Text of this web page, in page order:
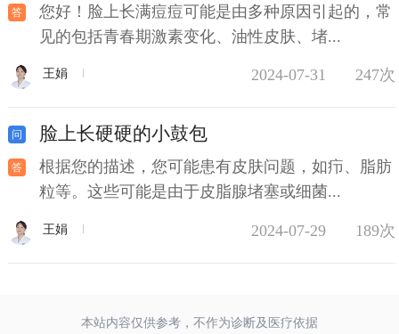
您好！脸上长满痘痘可能是由多种原因引起的，常
见的包括青春期激素变化、油性皮肤、堵...
王娟 2024-07-31 247次
脸上长硬硬的小鼓包
根据您的描述，您可能患有皮肤问题，如疖、脂肪
粒等。这些可能是由于皮脂腺堵塞或细菌...
王娟 2024-07-29 189次
本站内容仅供参考，不作为诊断及医疗依据